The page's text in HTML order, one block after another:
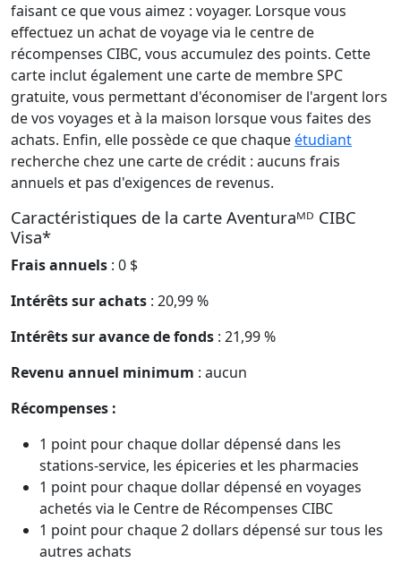
faisant ce que vous aimez : voyager. Lorsque vous
effectuez un achat de voyage via le centre de
récompenses CIBC, vous accumulez des points. Cette
carte inclut également une carte de membre SPC
gratuite, vous permettant d'économiser de l'argent lors
de vos voyages et à la maison lorsque vous faites des
achats. Enfin, elle possède ce que chaqueétudiant
recherche chez une carte de crédit : aucuns frais
annuels et pas d'exigences de revenus.
Caractéristiques de la carte Aventuraᴹᴰ CIBC
Visa*
Frais annuels : 0 $
Intérêts sur achats : 20,99 %
Intérêts sur avance de fonds : 21,99 %
Revenu annuel minimum : aucun
Récompenses :
1 point pour chaque dollar dépensé dans les
stations-service, les épiceries et les pharmacies
1 point pour chaque dollar dépensé en voyages
achetés via le Centre de Récompenses CIBC
1 point pour chaque 2 dollars dépensé sur tous les
autres achats